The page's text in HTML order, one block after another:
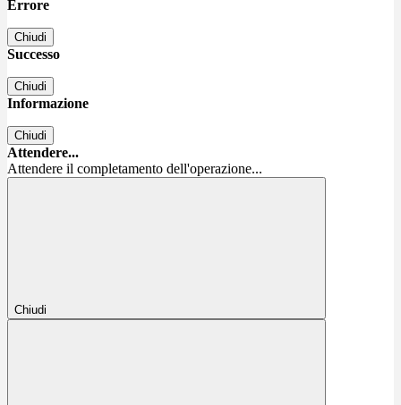
Errore
Chiudi
Successo
Chiudi
Informazione
Chiudi
Attendere...
Attendere il completamento dell'operazione...
Chiudi